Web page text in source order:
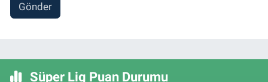
Gönder
Süper Lig Puan Durumu